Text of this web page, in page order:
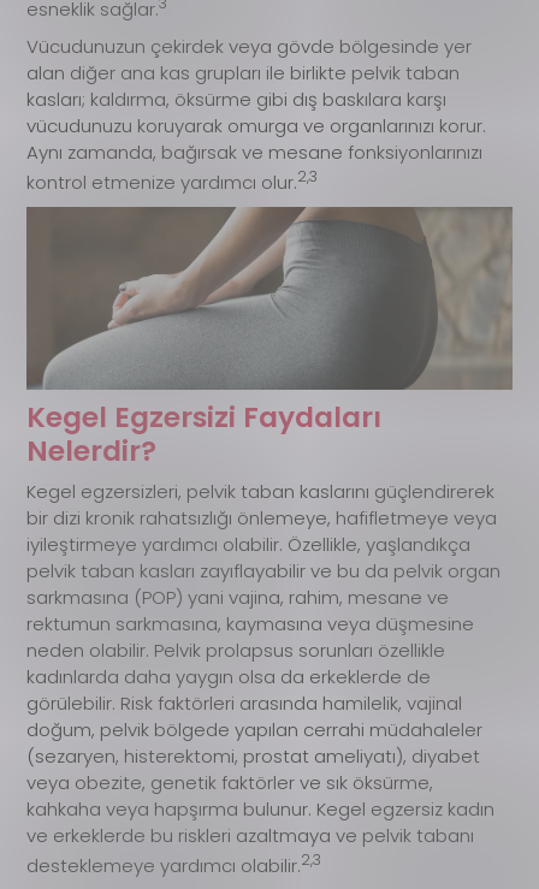
esneklik sağlar.
Vücudunuzun çekirdek veya gövde bölgesinde yer
alan diğer ana kas grupları ile birlikte pelvik taban
kasları; kaldırma, öksürme gibi dış baskılara karşı
vücudunuzu koruyarak omurga ve organlarınızı korur.
Aynı zamanda, bağırsak ve mesane fonksiyonlarınızı
kontrol etmenize yardımcı olur.2,3
Kegel Egzersizi Faydaları
Nelerdir?
Kegel egzersizleri, pelvik taban kaslarını güçlendirerek
bir dizi kronik rahatsızlığı önlemeye, hafifletmeye veya
iyileştirmeye yardımcı olabilir. Özellikle, yaşlandıkça
pelvik taban kasları zayıflayabilir ve bu da pelvik organ
sarkmasına (POP) yani vajina, rahim, mesane ve
rektumun sarkmasına, kaymasına veya düşmesine
neden olabilir. Pelvik prolapsus sorunları özellikle
kadınlarda daha yaygın olsa da erkeklerde de
görülebilir. Risk faktörleri arasında hamilelik, vajinal
doğum, pelvik bölgede yapılan cerrahi müdahaleler
(sezaryen, histerektomi, prostat ameliyatı), diyabet
veya obezite, genetik faktörler ve sık öksürme,
kahkaha veya hapşırma bulunur. Kegel egzersiz kadın
ve erkeklerde bu riskleri azaltmaya ve pelvik tabanı
desteklemeye yardımcı olabilir.2,3